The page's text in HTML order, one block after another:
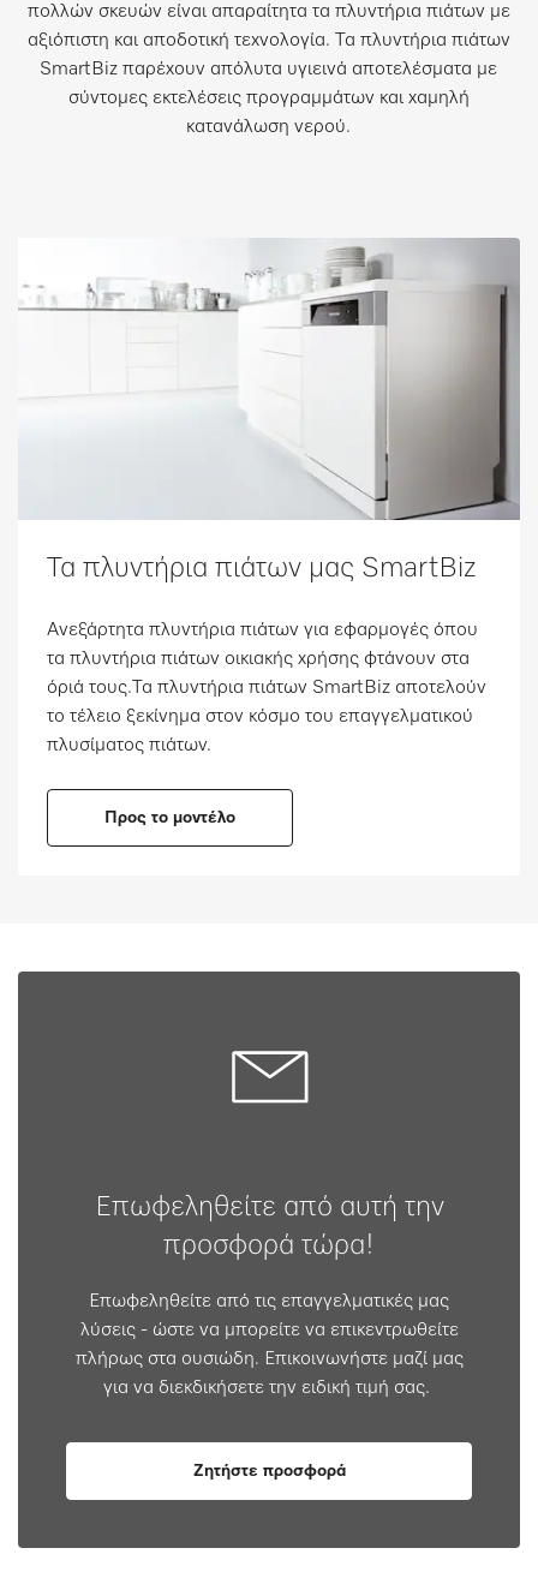
πολλών σκευών είναι απαραίτητα τα πλυντήρια πιάτων με
αξιόπιστη και αποδοτική τεχνολογία. Τα πλυντήρια πιάτων
SmartBiz παρέχουν απόλυτα υγιεινά αποτελέσματα με
σύντομες εκτελέσεις προγραμμάτων και χαμηλή
κατανάλωση νερού.
Τα πλυντήρια πιάτων μας SmartBiz
Ανεξάρτητα πλυντήρια πιάτων για εφαρμογές όπου
τα πλυντήρια πιάτων οικιακής χρήσης φτάνουν στα
όριά τους.Τα πλυντήρια πιάτων SmartBiz αποτελούν
το τέλειο ξεκίνημα στον κόσμο του επαγγελματικού
πλυσίματος πιάτων.
Προς το μοντέλο
Επωφεληθείτε από αυτή την
προσφορά τώρα!
Επωφεληθείτε από τις επαγγελματικές μας
λύσεις - ώστε να μπορείτε να επικεντρωθείτε
πλήρως στα ουσιώδη. Επικοινωνήστε μαζί μας
για να διεκδικήσετε την ειδική τιμή σας. ​
Ζητήστε προσφορά